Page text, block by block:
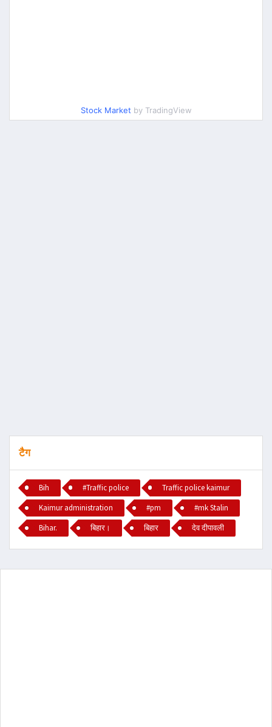
Stock Market by TradingView
टैग
Bih #Traffic police
Traffic police kaimur
Kaimur administration
#pm
#mk Stalin
Bihar.
बिहार। बिहार देव दीपावली